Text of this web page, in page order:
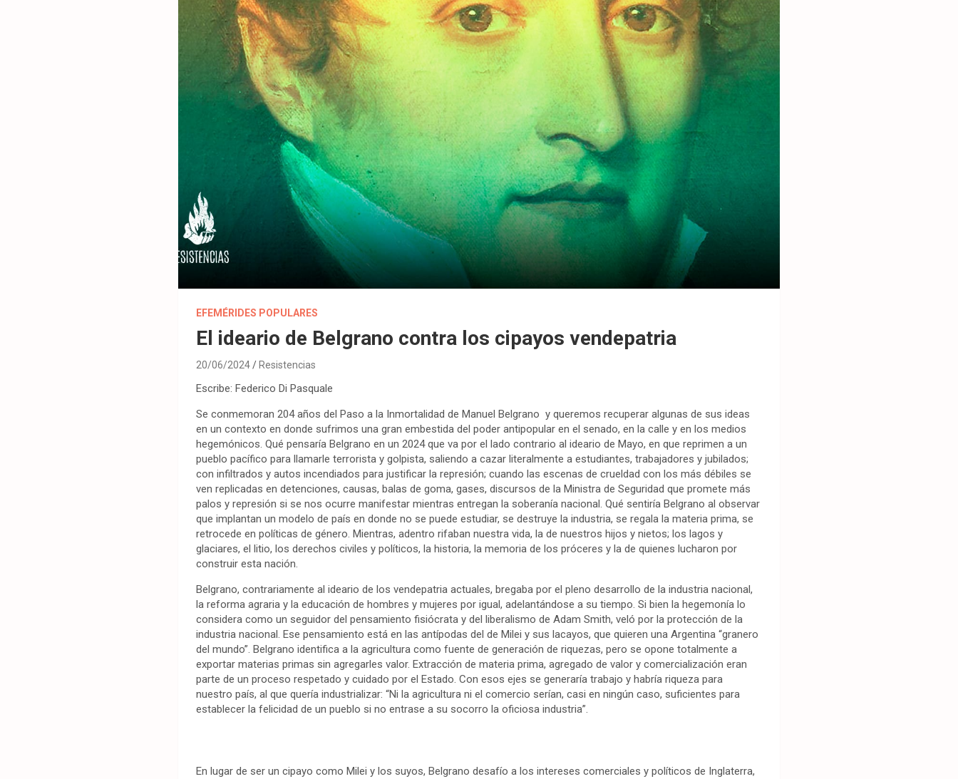
EFEMÉRIDES POPULARES
El ideario de Belgrano contra los cipayos vendepatria
20/06/2024 Resistencias
Escribe: Federico Di Pasquale
Se conmemoran 204 años del Paso a la Inmortalidad de Manuel Belgrano y queremos recuperar algunas de sus ideas
en un contexto en donde sufrimos una gran embestida del poder antipopular en el senado, en la calle y en los medios
hegemónicos. Qué pensaría Belgrano en un 2024 que va por el lado contrario al ideario de Mayo, en que reprimen a un
pueblo pacífico para llamarle terrorista y golpista, saliendo a cazar literalmente a estudiantes, trabajadores y jubilados;
con infiltrados y autos incendiados para justificar la represión; cuando las escenas de crueldad con los más débiles se
ven replicadas en detenciones, causas, balas de goma, gases, discursos de la Ministra de Seguridad que promete más
palos y represión si se nos ocurre manifestar mientras entregan la soberanía nacional. Qué sentiría Belgrano al observar
que implantan un modelo de país en donde no se puede estudiar, se destruye la industria, se regala la materia prima, se
retrocede en políticas de género. Mientras, adentro rifaban nuestra vida, la de nuestros hijos y nietos; los lagos y
glaciares, el litio, los derechos civiles y políticos, la historia, la memoria de los próceres y la de quienes lucharon por
construir esta nación.
Belgrano, contrariamente al ideario de los vendepatria actuales, bregaba por el pleno desarrollo de la industria nacional,
la reforma agraria y la educación de hombres y mujeres por igual, adelantándose a su tiempo. Si bien la hegemonía lo
considera como un seguidor del pensamiento fisiócrata y del liberalismo de Adam Smith, veló por la protección de la
industria nacional. Ese pensamiento está en las antípodas del de Milei y sus lacayos, que quieren una Argentina “granero
del mundo”. Belgrano identifica a la agricultura como fuente de generación de riquezas, pero se opone totalmente a
exportar materias primas sin agregarles valor. Extracción de materia prima, agregado de valor y comercialización eran
parte de un proceso respetado y cuidado por el Estado. Con esos ejes se generaría trabajo y habría riqueza para
nuestro país, al que quería industrializar: “Ni la agricultura ni el comercio serían, casi en ningún caso, suficientes para
establecer la felicidad de un pueblo si no entrase a su socorro la oficiosa industria”.
En lugar de ser un cipayo como Milei y los suyos, Belgrano desafío a los intereses comerciales y políticos de Inglaterra,